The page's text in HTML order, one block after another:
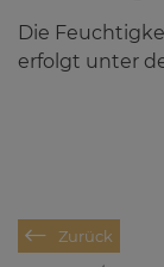
Die
erfolgt unter
Zurück